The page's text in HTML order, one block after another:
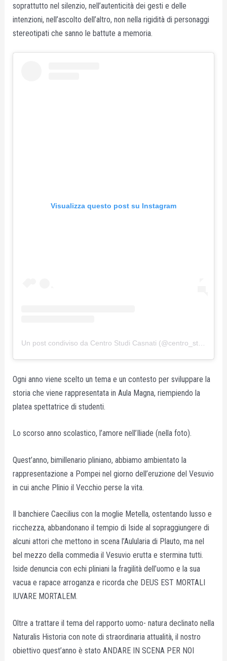
soprattutto nel silenzio, nell’autenticità dei gesti e delle
intenzioni, nell’ascolto dell’altro, non nella rigidità di personaggi
stereotipati che sanno le battute a memoria.
Visualizza questo post su Instagram
Un post condiviso da Centro Studi Casnati (@centro_studi_casnati)
Ogni anno viene scelto un tema e un contesto per sviluppare la
storia che viene rappresentata in Aula Magna, riempiendo la
platea spettatrice di studenti.
Lo scorso anno scolastico, l’amore nell’Iliade (nella foto).
Quest’anno, bimillenario pliniano, abbiamo ambientato la
rappresentazione a Pompei nel giorno dell’eruzione del Vesuvio
in cui anche Plinio il Vecchio perse la vita.
Il banchiere Caecilius con la moglie Metella, ostentando lusso e
ricchezza, abbandonano il tempio di Iside al sopraggiungere di
alcuni attori che mettono in scena l’Aulularia di Plauto, ma nel
bel mezzo della commedia il Vesuvio erutta e stermina tutti.
Iside denuncia con echi pliniani la fragilità dell’uomo e la sua
vacua e rapace arroganza e ricorda che DEUS EST MORTALI
IUVARE MORTALEM.
Oltre a trattare il tema del rapporto uomo- natura declinato nella
Naturalis Historia con note di straordinaria attualità, il nostro
obiettivo quest’anno è stato ANDARE IN SCENA PER NOI